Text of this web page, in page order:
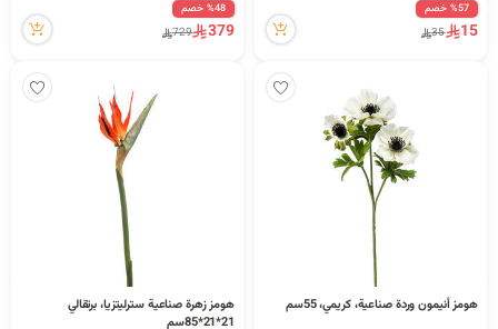
2 كمية متوفرة
1 مشاهدة مؤخراً
%57 خصم
15
35
2 كمية متوفرة
5 مشاهدة مؤخراً
%48 خصم
379
729
هومز أنيمون وردة صناعية، كريمي، 55سم
هومز زهرة صناعية سترليتزيا، برتقالي
21*21*85سم